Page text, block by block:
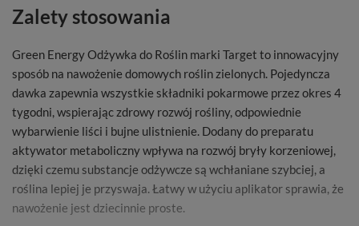
Zalety stosowania
Green Energy Odżywka do Roślin marki Target to innowacyjny
sposób na nawożenie domowych roślin zielonych. Pojedyncza
dawka zapewnia wszystkie składniki pokarmowe przez okres 4
tygodni, wspierając zdrowy rozwój rośliny, odpowiednie
wybarwienie liści i bujne ulistnienie. Dodany do preparatu
aktywator metaboliczny wpływa na rozwój bryły korzeniowej,
dzięki czemu substancje odżywcze są wchłaniane szybciej, a
roślina lepiej je przyswaja. Łatwy w użyciu aplikator sprawia, że
nawożenie jest dziecinnie proste.